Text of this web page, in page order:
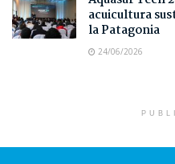
acuicultura
la Patagonia
24/06/2026